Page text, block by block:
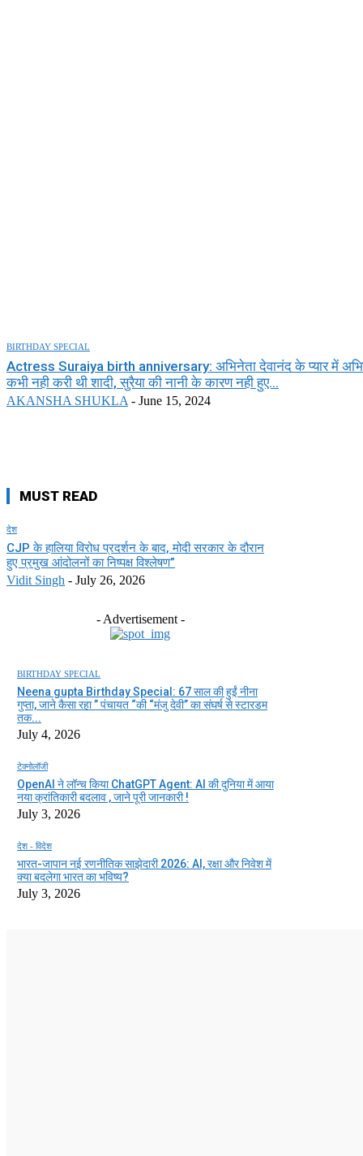
BIRTHDAY SPECIAL
Actress Suraiya birth anniversary: अभिनेता देवानंद के प्यार में
कभी नही करी थी शादी, सुरैया की नानी के कारण नही हुए...
AKANSHA SHUKLA - June 15, 2024
MUST READ
देश
CJP के हालिया विरोध प्रदर्शन के बाद, मोदी सरकार के दौरान
हुए प्रमुख आंदोलनों का निष्पक्ष विश्लेषण”
Vidit Singh - July 26, 2026
- Advertisement -
BIRTHDAY SPECIAL
Neena gupta Birthday Special: 67 साल की हुईं नीना
गुप्ता, जाने कैसा रहा ” पंचायत “की “मंजु देवी” का संघर्ष से स्टारडम
तक...
July 4, 2026
टेक्नोलॉजी
OpenAI ने लॉन्च किया ChatGPT Agent: AI की दुनिया में आया
नया क्रांतिकारी बदलाव , जाने पूरी जानकारी !
July 3, 2026
देश - विदेश
भारत-जापान नई रणनीतिक साझेदारी 2026: AI, रक्षा और निवेश में
क्या बदलेगा भारत का भविष्य?
July 3, 2026